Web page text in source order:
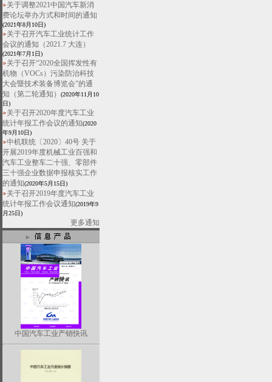
关于调整2021中国汽车新消
费论坛举办方式和时间的通知
(2021年8月10日)
关于召开汽车工业统计工作
会议的通知（2021.7 大连）
(2021年7月1日)
关于召开“2020全国挥发性有
机物（VOCs）污染防治科技
大会暨技术装备博览会”的通
知（第二轮通知）
(2020年11月10
日)
关于召开2020年度汽车工业
统计年报工作会议的通知(2020
年9月10日)
中机联统〔2020〕40号 关于
开展2019年度机械工业百强和
汽车工业整车二十强、零部件
三十强企业数据申报核实工作
的通知(2020年5月15日)
关于召开2019年度汽车工业
统计年报工作会议通知(2019年9
月25日)
更多通知
中国汽车工业产销快讯